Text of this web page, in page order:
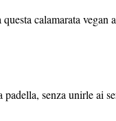
calamarata
senza unirle ai